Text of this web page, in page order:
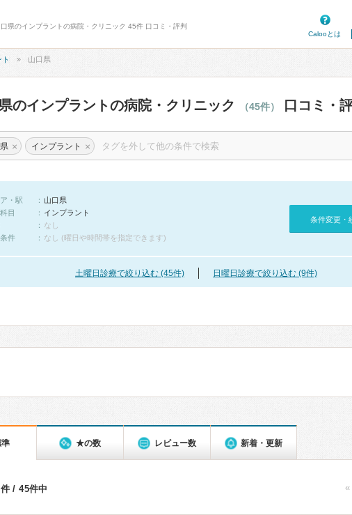
県のインプラントの病院・クリニック 45件 口コミ・評判
Calooとは
山口県
のインプラントの病院・クリニック （45件） 口コミ・
× インプラント ×
・駅
山口県
目
インプラント
なし
件
なし (曜日や時間帯を指定できます)
条件変更・
土曜日診療で絞り込む (45件) 日曜日診療で絞り込む (9件)
★の数 レビュー数 新着・更新
件 / 45件中